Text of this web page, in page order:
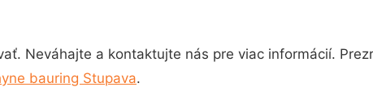
Neváhajte a kontaktujte nás pre viac informácií.
bauring Stupava.